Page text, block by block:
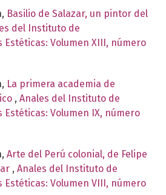
Basilio de Salazar, un pintor del
del Instituto de
Estéticas: Volumen XIII, número
La primera academia de
, Anales del Instituto de
Estéticas: Volumen IX, número
Arte del Perú colonial, de Felipe
, Anales del Instituto de
Estéticas: Volumen VIII, número